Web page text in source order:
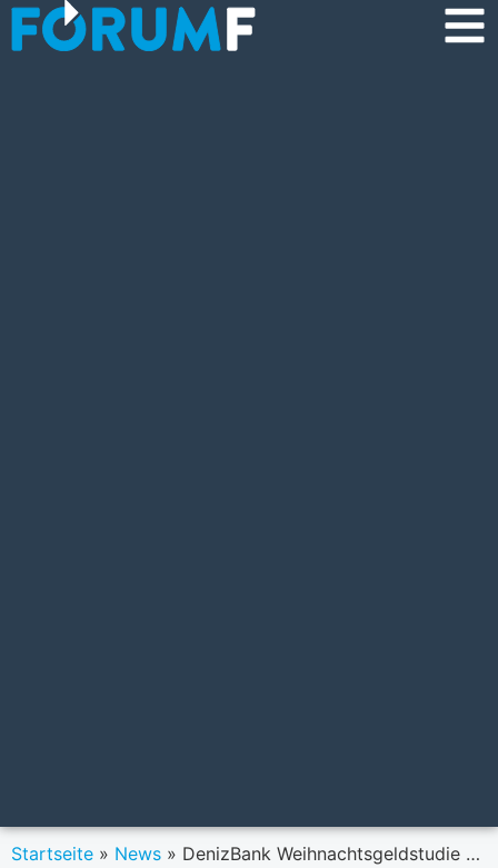
Startseite » News » DenizBank Weihnachtsgeldstudie 2024: ÖsterreicherInnen zwischen Konsum, Sparen und wirtschaftlicher Unsicherheit